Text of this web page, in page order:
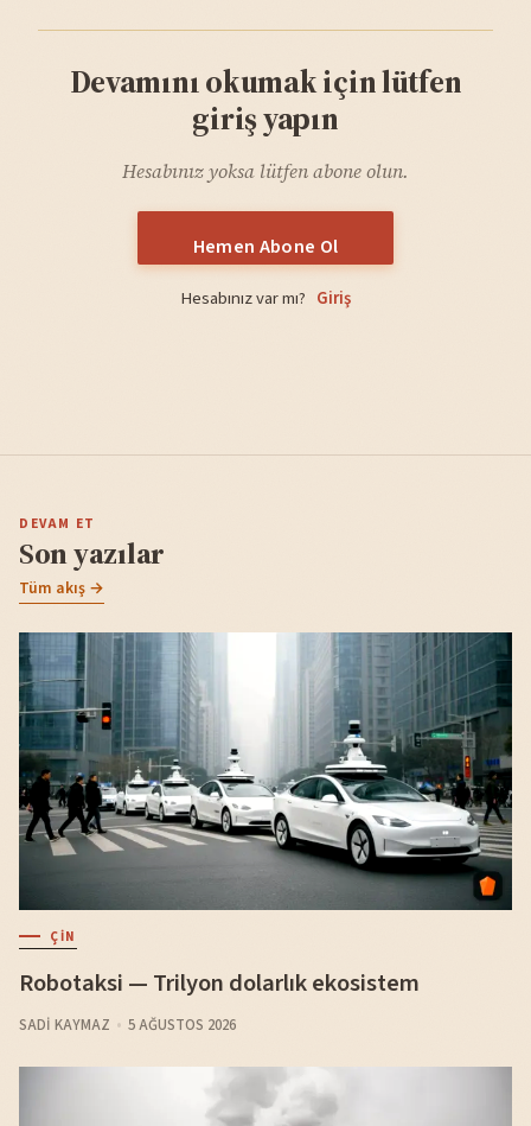
Devamını okumak için lütfen
giriş yapın
Hesabınız yoksa lütfen abone olun.
Hemen Abone Ol
Hesabınız var mı? Giriş
DEVAM ET
Son yazılar
Tüm akış →
ÇIN
Robotaksi — Trilyon dolarlık ekosistem
SADI KAYMAZ 5 AĞUSTOS 2026